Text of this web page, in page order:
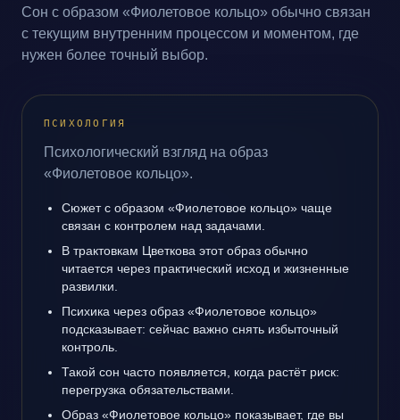
Сон с образом «Фиолетовое кольцо» обычно связан
с текущим внутренним процессом и моментом, где
нужен более точный выбор.
ПСИХОЛОГИЯ
Психологический взгляд на образ
«Фиолетовое кольцо».
Сюжет с образом «Фиолетовое кольцо» чаще
связан с контролем над задачами.
В трактовкам Цветкова этот образ обычно
читается через практический исход и жизненные
развилки.
Психика через образ «Фиолетовое кольцо»
подсказывает: сейчас важно снять избыточный
контроль.
Такой сон часто появляется, когда растёт риск:
перегрузка обязательствами.
Образ «Фиолетовое кольцо» показывает, где вы